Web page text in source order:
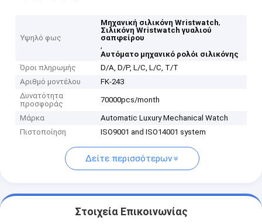
Υψηλό φως
Μηχανική σιλικόνη Wristwatch,
Σιλικόνη Wristwatch γυαλιού
σαπφείρου
,
Αυτόματο μηχανικό ρολόι σιλικόνης
Όροι πληρωμής
D/A, D/P, L/C, L/C, T/T
Αριθμό μοντέλου
FK-243
Δυνατότητα
προσφοράς
70000pcs/month
Μάρκα
Automatic Luxury Mechanical Watch
Πιστοποίηση
ISO9001 and ISO14001 system
Δείτε περισσότερων
Στοιχεία Επικοινωνίας